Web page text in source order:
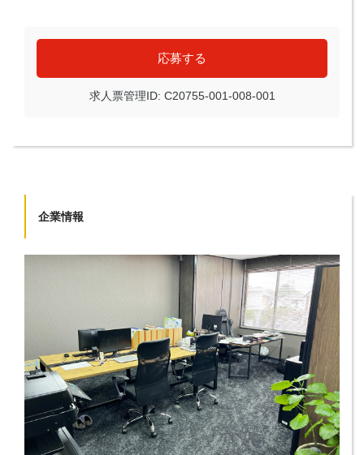
応募する
求人票管理ID: C20755-001-008-001
企業情報